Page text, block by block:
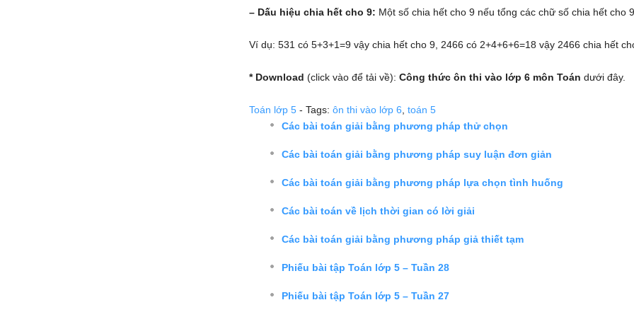
– Dấu hiệu chia hết cho 9: Một số chia hết cho 9 nếu tổng các chữ số chia hết cho
Ví dụ: 531 có 5+3+1=9 vậy chia hết cho 9, 2466 có 2+4+6+6=18 vậy 2466 chia hết
* Download (click vào để tải về): Công thức ôn thi vào lớp 6 môn Toán dưới đây.
Toán lớp 5 - Tags: ôn thi vào lớp 6, toán 5
Các bài toán giải bằng phương pháp thử chọn
Các bài toán giải bằng phương pháp suy luận đơn giản
Các bài toán giải bằng phương pháp lựa chọn tình huống
Các bài toán về lịch thời gian có lời giải
Các bài toán giải bằng phương pháp giả thiết tạm
Phiếu bài tập Toán lớp 5 – Tuần 28
Phiếu bài tập Toán lớp 5 – Tuần 27